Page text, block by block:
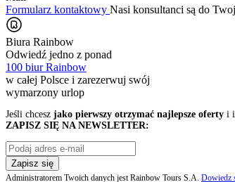
Formularz kontaktowy Nasi konsultanci są do
Biura Rainbow
Odwiedź jedno z ponad
100 biur Rainbow
w całej Polsce i zarezerwuj swój
wymarzony urlop
Jeśli chcesz jako pierwszy otrzymać najlepsze oferty i
ZAPISZ SIĘ NA NEWSLETTER:
Zapisz się
Administratorem Twoich danych jest Rainbow Tours S.A. Dowiedz